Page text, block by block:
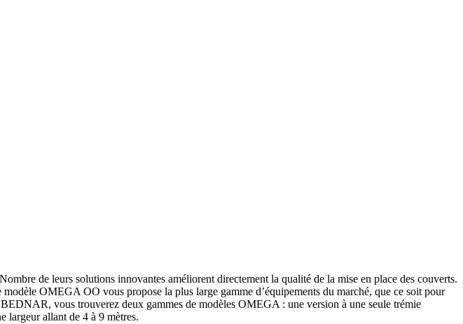
de leurs solutions innovantes améliorent directement la qualité de la mise en place des couverts.
OMEGA OO vous propose la plus large gamme d’équipements du marché, que ce soit pour
vous trouverez deux gammes de modèles OMEGA : une version à une seule trémie
allant de 4 à 9 mètres.